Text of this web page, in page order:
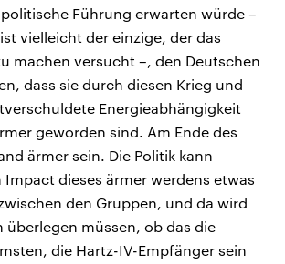
Führung erwarten würde –
vielleicht der einzige, der das
machen versucht –, den Deutschen
dass sie durch diesen Krieg und
Energieabhängigkeit
geworden sind. Am Ende des
ärmer sein. Die Politik kann
dieses ärmer werdens etwas
den Gruppen, und da wird
überlegen müssen, ob das die
die Hartz-IV-Empfänger sein